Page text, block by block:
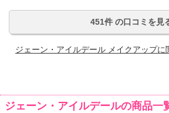
451件 の口コミを見
ジェーン・アイルデール メイクアップに
ジェーン・アイルデールの商品一